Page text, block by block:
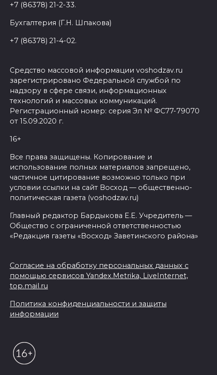
+7 (86378) 21-2-33.
Бухгалтерия (Г.Н. Шпакова)
+7 (86378) 21-4-02.
Средство массовой информации voshodzav.ru
зарегистрировано Федеральной службой по
надзору в сфере связи, информационных
технологий и массовых коммуникаций.
Регистрационный номер: серия Эл № ФС77-79070
от 15.09.2020 г.
16+
Все права защищены. Копирование и
использование полных материалов запрещено,
частичное цитирование возможно только при
условии ссылки на сайт Восход — общественно-
политическая газета (voshodzav.ru)
Главный редактор Бардыкова Е.Е. Учредитель —
Общество с ограниченной ответственностью
«Редакция газеты «Восход» Заветинского района»
Согласие на обработку персональных данных с
помощью сервисов Yandex.Metrika, LiveInternet,
top.mail.ru
Политика конфиденциальности и защиты
информации